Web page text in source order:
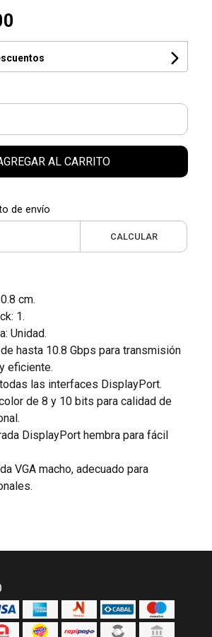
AL CARRITO
de envío
CALCULAR
cm.
1.
Unidad.
hasta 10.8 Gbps para transmisión
eficiente.
las interfaces DisplayPort.
de 8 y 10 bits para calidad de
DisplayPort hembra para fácil
VGA macho, adecuado para